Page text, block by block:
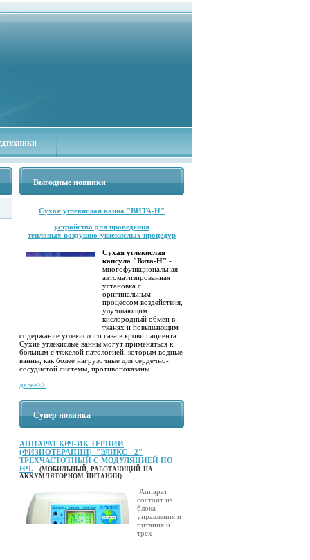
Выгодные новинки
Сухая углекислая ванна "ВИТА-Н"
устройство для проведения
тепловых воздушно-углекислых процедур
Сухая углекислая
капсула "Вита-Н" -
многофункциональная
автоматизированная
установка с
оригинальным
процессом воздействия,
улучшающим
кислородный обмен в
тканях и повышающим
содержание углекислого газа в крови пациента.
Сухие углекислые ванны могут применяться к
больным с тяжелой патологией, которым водные
ванны, как более нагрузочные для сердечно-
сосудистой системы, противопоказаны.
далее>>
Супер новинка
АППАРАТ КВЧ-ИК ТЕРПИИ
(ФИЗИОТЕРАПИИ) "ЭЛИКС - 2"
ТРЕХЧАСТОТНЫЙ С МОДУЛЯЦИЕЙ ПО
НЧ.
(МОБИЛЬНЫЙ, РАБОТАЮЩИЙ НА
АККУМЛЯТОРНОМ ПИТАНИИ).
Аппарат
состоит из
блока
управления и
питания и
трех